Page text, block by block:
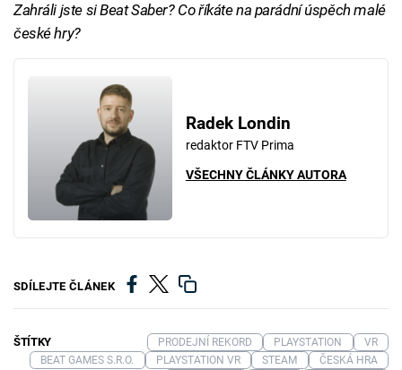
Zahráli jste si Beat Saber? Co říkáte na parádní úspěch malé
české hry?
Radek Londin
redaktor FTV Prima
VŠECHNY ČLÁNKY AUTORA
SDÍLEJTE ČLÁNEK
ŠTÍTKY PRODEJNÍ REKORD PLAYSTATION
VR
BEAT GAMES S.R.O.
PLAYSTATION VR STEAM
ČESKÁ HRA